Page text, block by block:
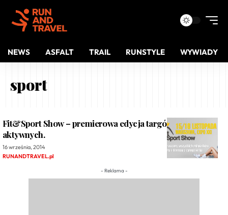
NEWS ASFALT TRAIL RUNSTYLE WYWIADY
sport
Fit&Sport Show – premierowa edycja targów dla
aktywnych.
16 września, 2014
RUNANDTRAVEL.pl
- Reklama -